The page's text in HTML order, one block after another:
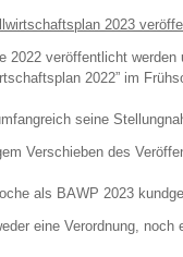
2023
2022 veröffentlicht werden
2022” im
seine
Verschieben des
als BAWP 2023
eine Verordnung, noch